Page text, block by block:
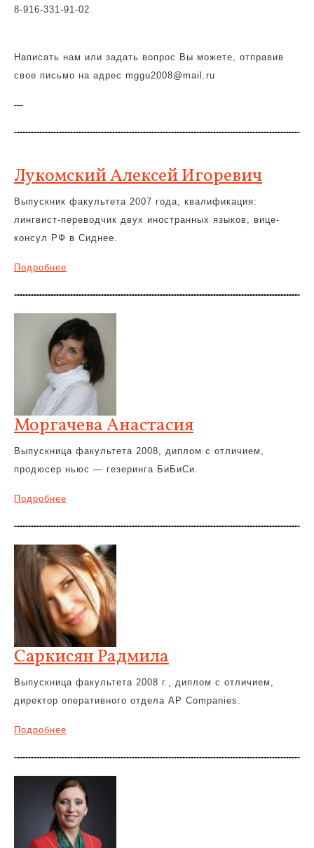
8-916-331-91-02
Написать нам или задать вопрос Вы можете, отправив
свое письмо на адрес mggu2008@mail.ru
—
Лукомский Алексей Игоревич
Выпускник факультета 2007 года, квалификация:
лингвист-переводчик двух иностранных языков, вице-
консул РФ в Сиднее.
Подробнее
Моргачева Анастасия
Выпускница факультета 2008, диплом с отличием,
продюсер ньюс — гезеринга БиБиСи.
Подробнее
Саркисян Радмила
Выпускница факультета 2008 г., диплом с отличием,
директор оперативного отдела AP Companies.
Подробнее